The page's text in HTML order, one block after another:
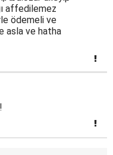
affedilemez
ödemeli ve
asla ve hatha